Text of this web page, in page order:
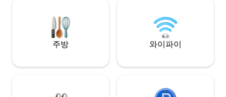
며, 땅의 조용한 리
을 느껴보세요. 중
입니다.
주방 와이파이